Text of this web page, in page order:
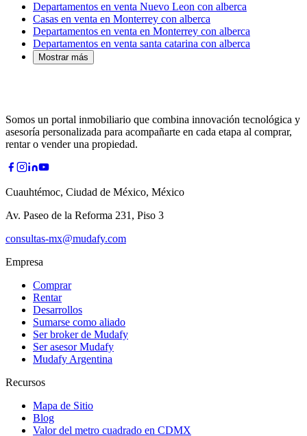
Departamentos en venta Nuevo Leon con alberca
Casas en venta en Monterrey con alberca
Departamentos en venta en Monterrey con alberca
Departamentos en venta santa catarina con alberca
Mostrar más
Somos un portal inmobiliario que combina innovación tecnológica y
asesoría personalizada para acompañarte en cada etapa al comprar,
rentar o vender una propiedad.
Cuauhtémoc, Ciudad de México, México
Av. Paseo de la Reforma 231, Piso 3
consultas-mx@mudafy.com
Empresa
Comprar
Rentar
Desarrollos
Sumarse como aliado
Ser broker de Mudafy
Ser asesor Mudafy
Mudafy Argentina
Recursos
Mapa de Sitio
Blog
Valor del metro cuadrado en CDMX